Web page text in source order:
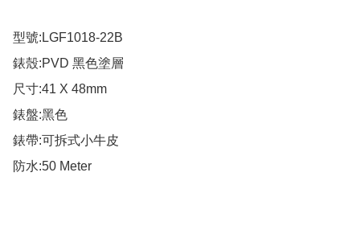
型號:LGF1018-22B
錶殼:PVD 黑色塗層
尺寸:41 X 48mm
錶盤:黑色
錶帶:可拆式小牛皮
防水:50 Meter